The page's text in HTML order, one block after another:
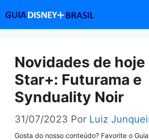
conteúdo
Novidades de hoje
Star+: Futurama e
Synduality Noir
31/07/2023 Por Luiz
Gosta do nosso conteúdo? Favorite o